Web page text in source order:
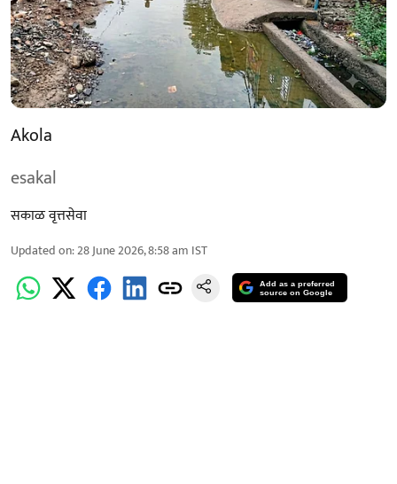
Akola
esakal
सकाळ वृत्तसेवा
Updated on:28 June 2026, 8:58 am IST
Add as a preferred
source on Google